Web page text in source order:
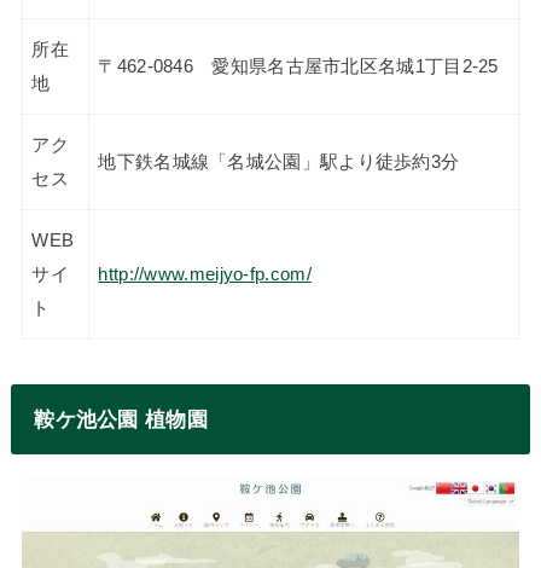
所在
地
〒462-0846 愛知県名古屋市北区名城1丁目2-25
アク
セス
地下鉄名城線「名城公園」駅より徒歩約3分
WEB
サイ
ト
http://www.meijyo-fp.com/
鞍ケ池公園 植物園